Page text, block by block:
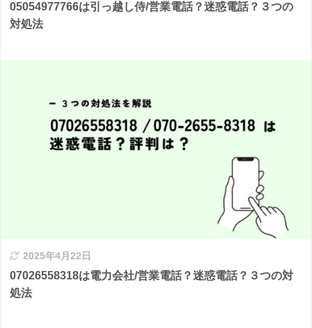
05054977766は引っ越し侍/営業電話？迷惑電話？３つの
対処法
2025年4月22日
07026558318は電力会社/営業電話？迷惑電話？３つの対
処法